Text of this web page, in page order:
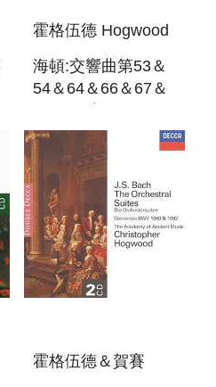
霍格伍德 Hogwood
海頓:交響曲第53＆
54＆64＆66＆67＆
HAYDN:SYMPHONIES
53＆54＆64＆66＆
67＆68＆69
霍格伍德＆賀賽